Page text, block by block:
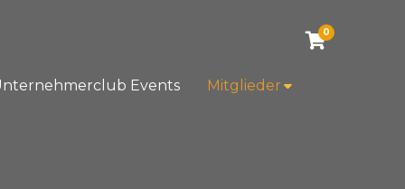
Events Mitglieder
0